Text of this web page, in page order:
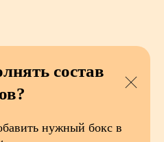
состав
нужный бокс в